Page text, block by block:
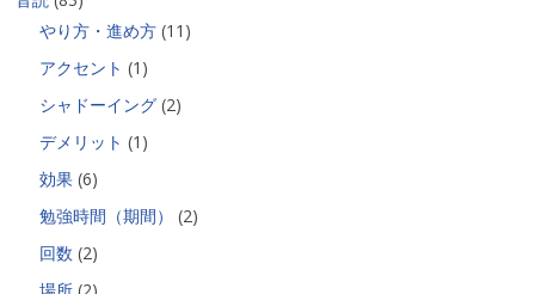
やり方・進め方 (11)
アクセント (1)
シャドーイング (2)
デメリット (1)
効果 (6)
勉強時間（期間）
(2)
回数 (2)